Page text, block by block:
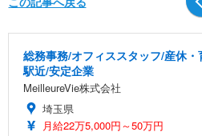
総務事務/オフィススタッフ/産休
駅近/安定企業
MeilleureVie株式会社
埼玉県
月給22万5,000円～50万円